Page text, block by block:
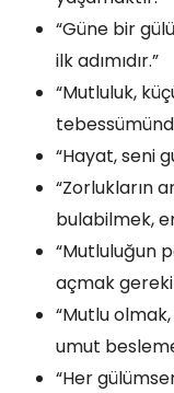
“Güne bir
ilk adımıdır.”
“Mutluluk,
“Hayat, seni
“Zorlukların
bulabilmek,
“Mutluluğun
açmak
“Mutlu
umut
“Her